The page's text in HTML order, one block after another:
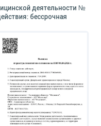
деятельности №
бессрочная